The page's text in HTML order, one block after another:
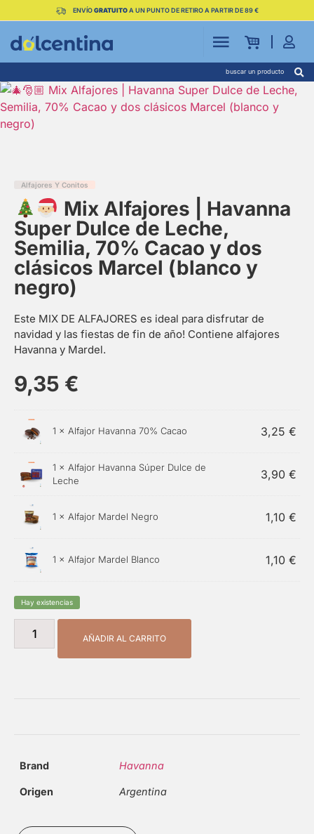
ENVÍOGRATUITOA UN PUNTO DE RETIRO A PARTIR DE 89 €
buscar un producto
Alfajores Y Conitos
Mix Alfajores | Havanna
Super Dulce de Leche,
Semilia, 70% Cacao y dos
clásicos Marcel (blanco y
negro)
Este MIX DE ALFAJORES es ideal para disfrutar de
navidad y las fiestas de fin de año! Contiene alfajores
Havanna y Mardel.
9,35 €
1 × Alfajor Havanna 70% Cacao 3,25 €
1 × Alfajor Havanna Súper Dulce de
Leche
3,90 €
1 × Alfajor Mardel Negro 1,10 €
1 × Alfajor Mardel Blanco 1,10 €
Hay existencias
AÑADIR AL CARRITO
Brand Havanna
Origen Argentina